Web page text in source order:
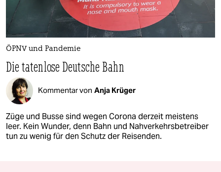
ÖPNV und Pandemie
Die tatenlose Deutsche Bahn
Kommentar von Anja Krüger
Züge und Busse sind wegen Corona derzeit meistens
leer. Kein Wunder, denn Bahn und Nahverkehrsbetreiber
tun zu wenig für den Schutz der Reisenden.